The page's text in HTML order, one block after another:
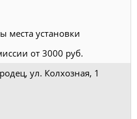
места установки
от 3000 руб.
ул. Колхозная, 1